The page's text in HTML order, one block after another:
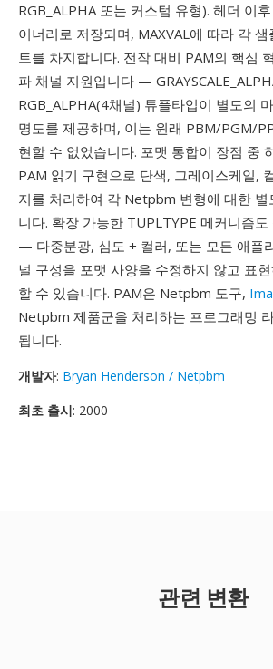
RGB_ALPHA 또는 커스텀 유형). 헤더 이
이너리로 저장되며, MAXVAL에 따라 각
트를 차지합니다. 전작 대비 PAM의 핵심
파 채널 지원입니다 —
RGB_ALPHA(4채널) 튜플타입이 별도의
명도를 제공하며, 이는 원래 PBM/PGM/
현할 수 없었습니다. 포맷 통합이 장점 중
PAM 읽기 구현으로 단색, 그레이스케일,
지를 처리하여 각 Netpbm 변형에 대한
니다. 확장 가능한 TUPLTYPE 메커니즘
— 다중분광, 심도 + 컬러, 또는 모든 애플
널 구성을 포맷 사양을 수정하지 않고 표
할 수 있습니다. PAM은 Netpbm 도구,
Netpbm 제품군을 처리하는 프로그래밍
됩니다.
개발자: Bryan Henderson / Netpbm
최초 출시: 2000
관련 변환